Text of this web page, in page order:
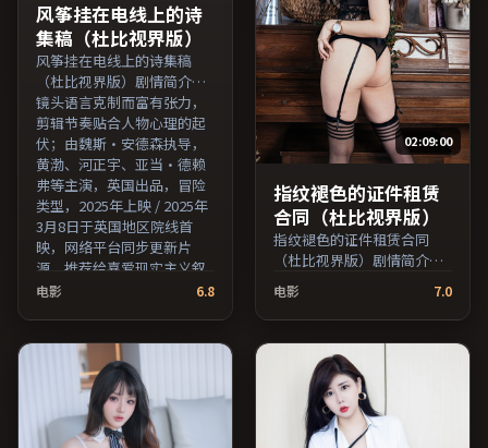
风筝挂在电线上的诗
集稿（杜比视界版）
风筝挂在电线上的诗集稿
（杜比视界版）剧情简介：
镜头语言克制而富有张力，
剪辑节奏贴合人物心理的起
伏；由魏斯·安德森执导，
黄渤、河正宇、亚当·德赖
弗等主演，英国出品，冒险
类型，2025年上映 / 2025年
3月8日于英国地区院线首
映，网络平台同步更新片
源。推荐给喜爱现实主义叙
事与人文关怀题材的影迷。
叉检索。）
电影 6.8
02:09:00
指纹褪色的证件租赁
合同（杜比视界版）
指纹褪色的证件租赁合同
（杜比视界版）剧情简介：
影片以冷静叙事铺陈人物处
境，现实压力与理想执念相
互拉扯；由陈凯歌执导，易
烊千玺、全度妍、沈腾等主
演，韩国出品，战争类型，
2019年上映 / 2019年6月14
日于韩国地区院线首映，网
络平台同步更新片源。影片
电影 7.0